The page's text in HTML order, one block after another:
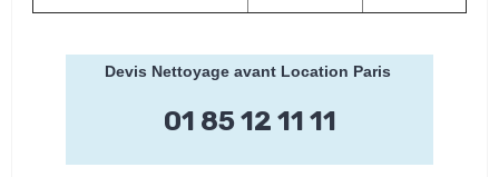
Devis Nettoyage avant Location Paris
01 85 12 11 11